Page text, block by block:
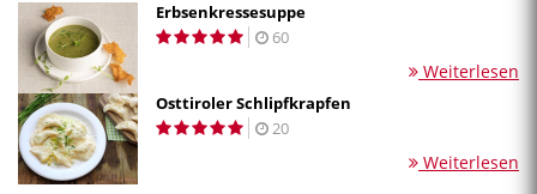
Erbsenkressesuppe
60
Weiterlesen
Osttiroler Schlipfkrapfen
20
Weiterlesen